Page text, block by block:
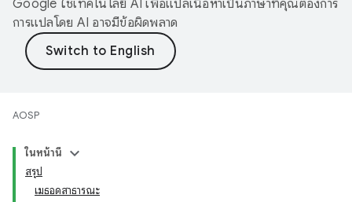
Google ใช้เทคโนโลยี AI เพื่อแปลเนื้อหาเป็นภาษาที่คุณต้องการ
การแปลโดย AI อาจมีข้อผิดพลาด
AOSP
ในหน้านี้
สรุป
เมธอดสาธารณะ